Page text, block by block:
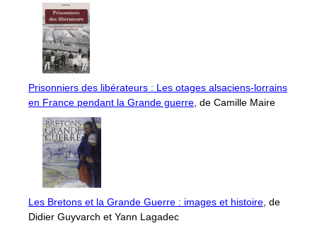
Prisonniers des libérateurs : Les otages alsaciens-lorrains
en France pendant la Grande guerre, de Camille Maire
Les Bretons et la Grande Guerre : images et histoire, de
Didier Guyvarch et Yann Lagadec